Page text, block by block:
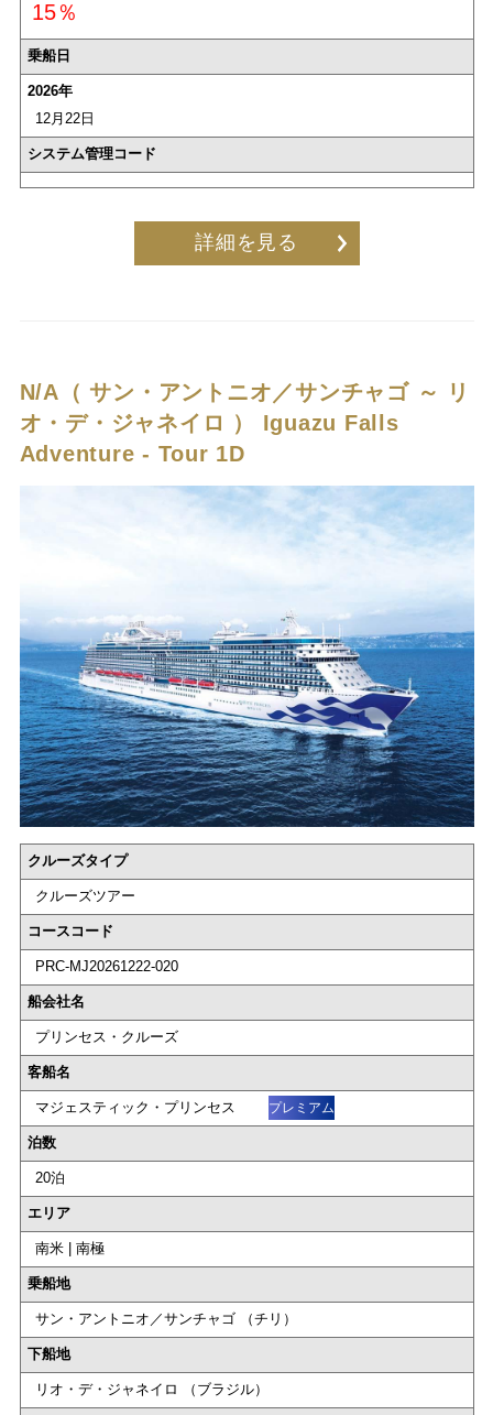
15％
乗船日
2026年
12月22日
システム管理コード
詳細を見る
N/A（ サン・アントニオ／サンチャゴ ～ リ
オ・デ・ジャネイロ ） Iguazu Falls
Adventure - Tour 1D
クルーズタイプ
クルーズツアー
コースコード
PRC-MJ20261222-020
船会社名
プリンセス・クルーズ
客船名
マジェスティック・プリンセス プレミアム
泊数
20泊
エリア
南米 | 南極
乗船地
サン・アントニオ／サンチャゴ （チリ）
下船地
リオ・デ・ジャネイロ （ブラジル）